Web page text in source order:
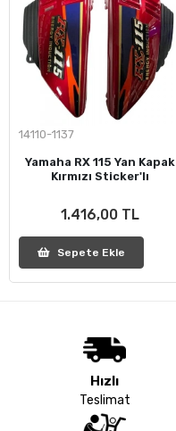
14110-1137
Yamaha RX 115 Yan Kapak
Kırmızı Sticker'lı
1.416,00 TL
Sepete Ekle
Hızlı
Teslimat